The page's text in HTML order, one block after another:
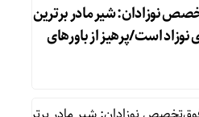
نوزادان: شیر مادر برترین
نوزاد است/پرهیز از باورهای